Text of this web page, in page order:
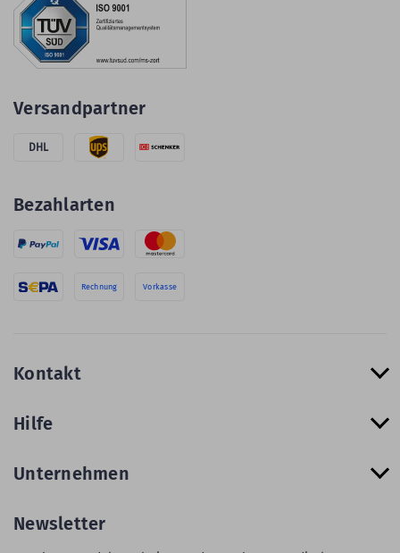
Versandpartner
DHL
Bezahlarten
Rechnung Vorkasse
Kontakt
Hilfe
Unternehmen
Newsletter